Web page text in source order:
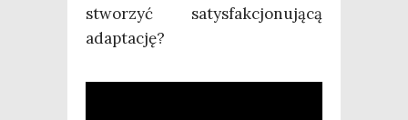
stwo­rzyć satys­fak­cjo­nu­ją­cą
adaptację?